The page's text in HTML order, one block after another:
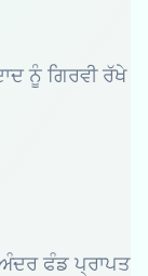
ਨੂੰ ਗਿਰਵੀ ਰੱਖੇ
ਫੰਡ ਪ੍ਰਾਪਤ